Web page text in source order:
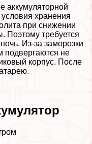
аккумуляторной
хранения
при снижении
Поэтому требуется
Из-за заморозки
подвергаются не
корпус. После